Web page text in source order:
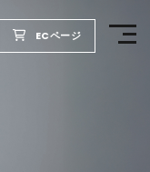
ECページ